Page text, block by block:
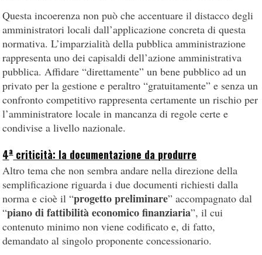
Questa incoerenza non può che accentuare il distacco degli
amministratori locali dall’applicazione concreta di questa
normativa. L’imparzialità della pubblica amministrazione
rappresenta uno dei capisaldi dell’azione amministrativa
pubblica. Affidare “direttamente” un bene pubblico ad un
privato per la gestione e peraltro “gratuitamente” e senza un
confronto competitivo rappresenta certamente un rischio per
l’amministratore locale in mancanza di regole certe e
condivise a livello nazionale.
4acriticità: la documentazione da produrre
Altro tema che non sembra andare nella direzione della
semplificazione riguarda i due documenti richiesti dalla
norma e cioè il “progetto preliminare” accompagnato dal
“piano di fattibilità economico finanziaria”, il cui
contenuto minimo non viene codificato e, di fatto,
demandato al singolo proponente concessionario.